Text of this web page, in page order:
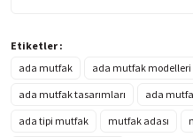
Etiketler :
ada mutfak
ada mutfak modelleri
ada mutfak tasarımları
ada
ada tipi mutfak
mutfak adası